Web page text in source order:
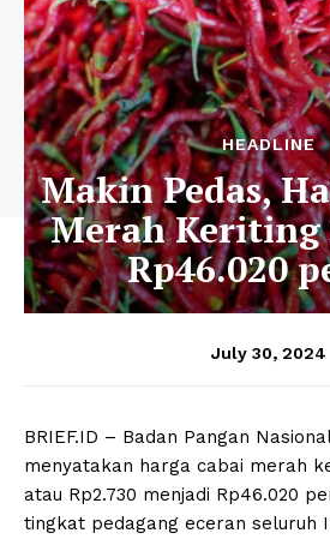
HEADLINE
Makin Pedas,
Merah Keriting
Rp46.020
July 30, 2024
BRIEF.ID – Badan Pangan
menyatakan harga cabai merah
atau Rp2.730 menjadi Rp46.020
tingkat pedagang eceran seluruh